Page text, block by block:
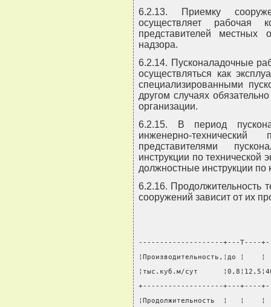
6.2.13. Приемку
осуществляет рабочая
представителей местных
надзора.
6.2.14. Пусконаладочные
осуществляться как
специализированными
другом случаях
организации.
6.2.15. В период
инженерно-
представителями
инструкции по технической
должностные инструкции по
6.2.16. Продолжительность
сооружений зависит от их
--------------------+---T----
¦тыс.куб.м/сут
+-------------------+---+----
¦Продолжительность  ¦